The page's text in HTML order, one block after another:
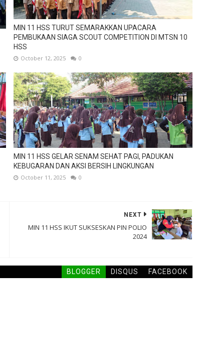
MIN 11 HSS TURUT SEMARAKKAN UPACARA
PEMBUKAAN SIAGA SCOUT COMPETITION DI MTSN 10
HSS
October 12, 2025 0
MIN 11 HSS GELAR SENAM SEHAT PAGI, PADUKAN
KEBUGARAN DAN AKSI BERSIH LINGKUNGAN
October 11, 2025 0
NEXT
MIN 11 HSS IKUT SUKSESKAN PIN POLIO
2024
BLOGGER DISQUS FACEBOOK